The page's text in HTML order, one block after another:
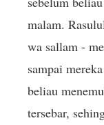
malam.
wa sallam -
sampai
beliau
tersebar,